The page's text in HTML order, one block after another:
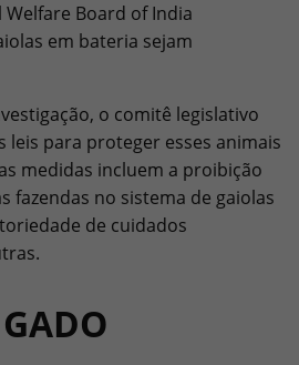
Board of India
em bateria sejam
o comitê legislativo
leis para proteger esses animais
medidas incluem a proibição
fazendas no sistema de gaiolas
de cuidados